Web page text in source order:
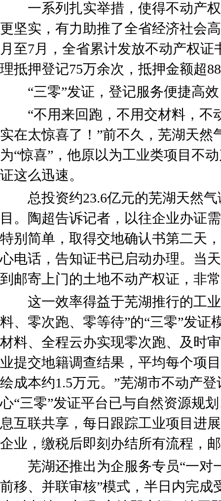
一系列扎实举措，使得不动产权
更坚实，有力助推了全省经济社会
月至7月，全省累计发放不动产权
理抵押登记75万余次，抵押金额超
“三零”发证，登记服务便捷高效
“不用来回跑，不用交材料，不
实在太惊喜了！”前不久，芜湖天然
为“惊喜”，他原以为工业类项目不
证这么迅速。
总投资约23.6亿元的芜湖天然气
目。陶超告诉记者，以往企业办证
特别简单，取得交地确认书第二天
心电话，告知证书已启动办理。当
到邮寄上门的土地不动产权证，非
这一效率得益于芜湖推行的工业
料、零次跑、零等待”的“三零”发证
材料、全程云办实现零次跑、及时
业提交地籍调查结果，平均每个项
绘成本约1.5万元。”芜湖市不动产
心“三零”发证平台已与自然资源规
息互联共享，每日跟踪工业项目进
企业，缴税后即刻办结所有流程，
芜湖还推出为企服务专员“一对
前移、并联审核”模式，半日内完成